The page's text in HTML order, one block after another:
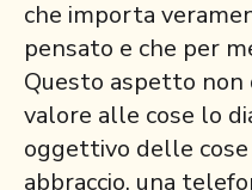
che importa
pensato e che per
Questo aspetto non
valore alle cose lo
oggettivo delle cose
abbraccio, una